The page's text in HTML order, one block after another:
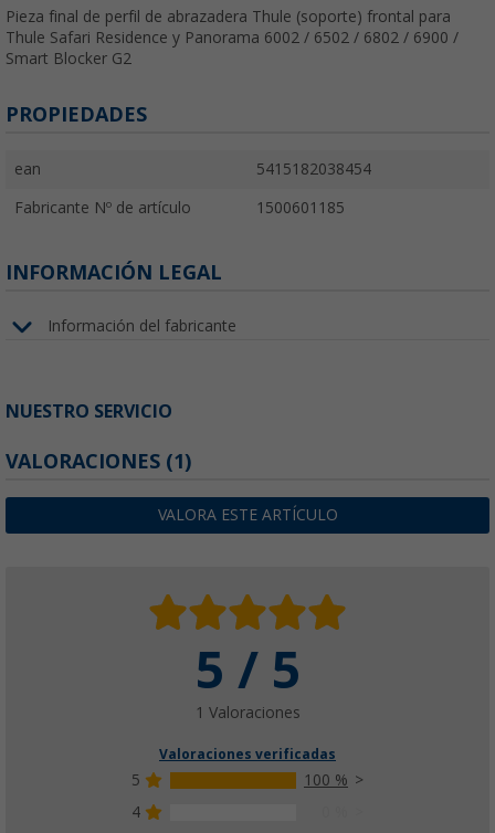
Pieza final de perfil de abrazadera Thule (soporte) frontal para
Thule Safari Residence y Panorama 6002 / 6502 / 6802 / 6900 /
Smart Blocker G2
PROPIEDADES
ean 5415182038454
Fabricante Nº de artículo 1500601185
INFORMACIÓN LEGAL
Información del fabricante
NUESTRO SERVICIO
VALORACIONES (1)
VALORA ESTE ARTÍCULO
5 / 5
1 Valoraciones
Valoraciones verificadas
5
100 %
4